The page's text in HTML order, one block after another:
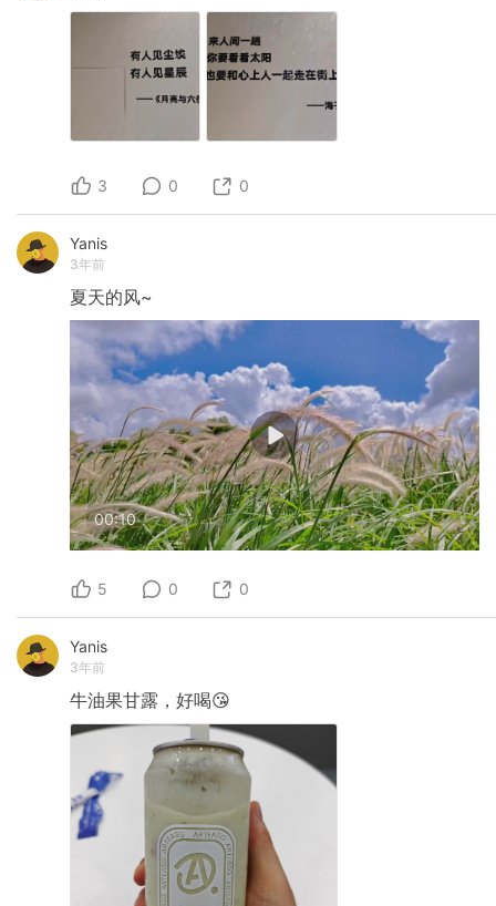
3 0 0
Yanis
3年前
夏天的风~
00:10
5 0 0
Yanis
3年前
牛油果甘露，好喝😘